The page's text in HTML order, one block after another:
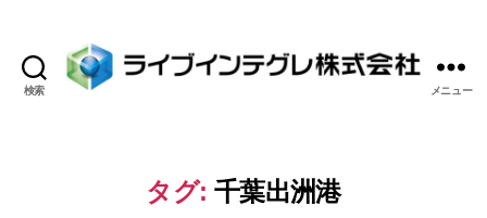
検索
イ
ン
メニュー
タグ: 千葉出洲港